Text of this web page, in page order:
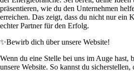
präsentieren, wie du den Unternehmen
erreichen. Das zeigt, dass du nicht nur ein
echter Partner für den Erfolg.
✨Bewirb dich über unsere Website!
Wenn du eine Stelle bei uns im Auge hast,
unsere Website. So kannst du